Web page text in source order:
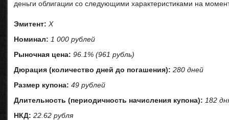
деньги облигации со следующими характеристиками на
Эмитент: Х
Номинал: 1 000 рублей
Рыночная цена: 96.1% (961 рубль)
Дюрация (количество дней до погашения): 280 дней
Размер купона: 49 рублей
Длительность (периодичность начисления купона): 182
НКД: 22.62 рубля